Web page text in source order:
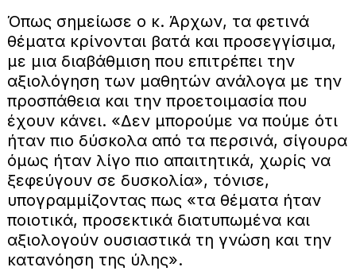
Όπως σημείωσε ο κ. Άρχων, τα φετινά
θέματα κρίνονται βατά και προσεγγίσιμα,
με μια διαβάθμιση που επιτρέπει την
αξιολόγηση των μαθητών ανάλογα με την
προσπάθεια και την προετοιμασία που
έχουν κάνει. «Δεν μπορούμε να πούμε ότι
ήταν πιο δύσκολα από τα περσινά, σίγουρα
όμως ήταν λίγο πιο απαιτητικά, χωρίς να
ξεφεύγουν σε δυσκολία», τόνισε,
υπογραμμίζοντας πως «τα θέματα ήταν
ποιοτικά, προσεκτικά διατυπωμένα και
αξιολογούν ουσιαστικά τη γνώση και την
κατανόηση της ύλης».